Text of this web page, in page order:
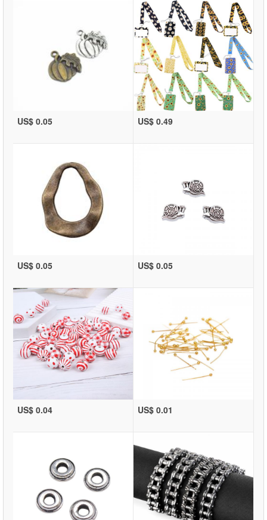
US$ 0.05 US$ 0.49
US$ 0.05 US$ 0.05
US$ 0.04 US$ 0.01